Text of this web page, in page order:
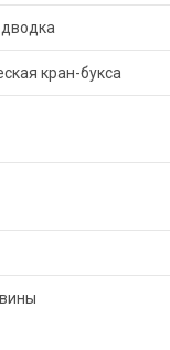
кран-букса